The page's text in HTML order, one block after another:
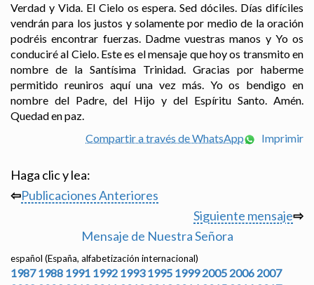
Verdad y Vida. El Cielo os espera. Sed dóciles. Días difíciles
vendrán para los justos y solamente por medio de la oración
podréis encontrar fuerzas. Dadme vuestras manos y Yo os
conduciré al Cielo. Este es el mensaje que hoy os transmito en
nombre de la Santísima Trinidad. Gracias por haberme
permitido reuniros aquí una vez más. Yo os bendigo en
nombre del Padre, del Hijo y del Espíritu Santo. Amén.
Quedad en paz.
Compartir a través de WhatsApp
Imprimir
Haga clic y lea:
⇦Publicaciones Anteriores
Siguiente mensaje⇨
Mensaje de Nuestra Señora
español (España, alfabetización internacional)
1987 1988 1991 1992 1993 1995 1999 2005 2006 2007